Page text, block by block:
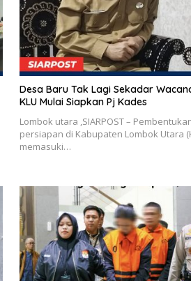
Desa Baru Tak Lagi Sekadar
KLU Mulai Siapkan Pj Kades
Lombok utara ,SIARPOST –
persiapan di Kabupaten Lombok Utara
memasuki…